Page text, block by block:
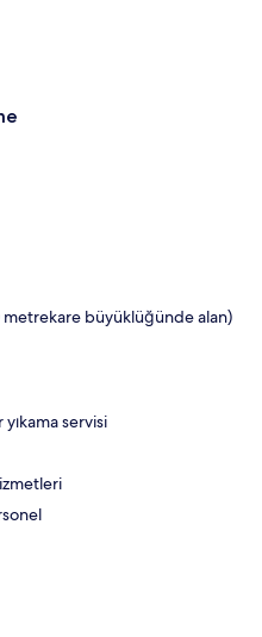
büyüklüğünde alan)
servisi